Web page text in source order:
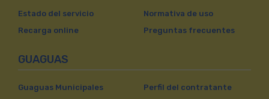
Estado del servicio
Recarga online
Normativa de uso
Preguntas frecuentes
GUAGUAS
Guaguas Municipales
Perfil del contratante